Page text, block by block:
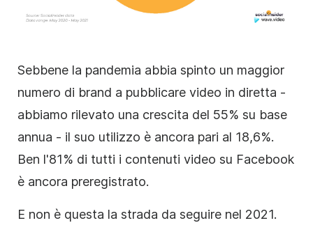
Sebbene la pandemia abbia spinto un maggior
numero di brand a pubblicare video in diretta -
abbiamo rilevato una crescita del 55% su base
annua - il suo utilizzo è ancora pari al 18,6%.
Ben l'81% di tutti i contenuti video su Facebook
è ancora preregistrato.
E non è questa la strada da seguire nel 2021.